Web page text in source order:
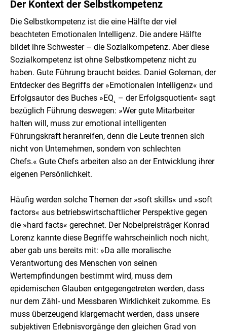
Der Kontext der Selbstkompetenz
Die Selbstkompetenz ist die eine Hälfte der viel
beachteten Emotionalen Intelligenz. Die andere Hälfte
bildet ihre Schwester – die Sozialkompetenz. Aber diese
Sozialkompetenz ist ohne Selbstkompetenz nicht zu
haben. Gute Führung braucht beides. Daniel Goleman, der
Entdecker des Begriffs der »Emotionalen Intelligenz« und
Erfolgsautor des Buches »EQ˛ – der Erfolgsquotient« sagt
bezüglich Führung deswegen: »Wer gute Mitarbeiter
halten will, muss zur emotional intelligenten
Führungskraft heranreifen, denn die Leute trennen sich
nicht von Unternehmen, sondern von schlechten
Chefs.« Gute Chefs arbeiten also an der Entwicklung ihrer
eigenen Persönlichkeit.
Häufig werden solche Themen der »soft skills« und »soft
factors« aus betriebswirtschaftlicher Perspektive gegen
die »hard facts« gerechnet. Der Nobelpreisträger Konrad
Lorenz kannte diese Begriffe wahrscheinlich noch nicht,
aber gab uns bereits mit: »Da alle moralische
Verantwortung des Menschen von seinen
Wertempfindungen bestimmt wird, muss dem
epidemischen Glauben entgegengetreten werden, dass
nur dem Zähl- und Messbaren Wirklichkeit zukomme. Es
muss überzeugend klargemacht werden, dass unsere
subjektiven Erlebnisvorgänge den gleichen Grad von